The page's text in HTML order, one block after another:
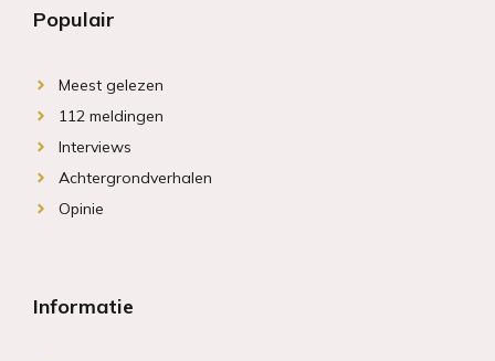
Populair
Meest gelezen
112 meldingen
Interviews
Achtergrondverhalen
Opinie
Informatie